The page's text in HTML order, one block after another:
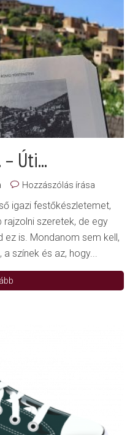
Úti...
Hozzászólás írása
igazi festőkészletemet,
szeretek, de egy
ez is. Mondanom sem kell,
színek és az, hogy...